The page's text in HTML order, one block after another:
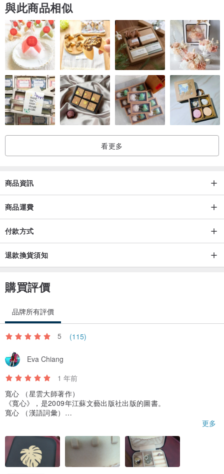
【包裝注意】※ 含卡片一張、拭銀布一張
【轉寄商品】※ 商品轉寄他處，將不附收據
// 卡片代寫＆封緘服務 // 30-50字內
下單後請在備註欄告知我們內容、 是否封緘唷!
沒有任何備註，我們也不會採取任何行動!
【注意：封緘後送禮者是沒辦法打開確認的唷! 】
＊商品以天然寶石製作，每顆顏色、形狀、紋理有些許差異，無法接
受者請勿下單喔＊
＊銀飾品請勿在泡溫泉時配戴唷＊
Cheng Jewelry 將人生過程中對靈魂的提問與引導，化作珠寶，佐以
經典與優雅，碰撞內斂與奔放，並行設計與藝術。
Cheng Jewelry 將首飾賦予更多意念
營業人/鄭含真
統一編號/四七五八六四一一
與此商品相似
看更多
商品資訊
商品運費
付款方式
退款換貨須知
購買評價
品牌所有評價
5 (115)
Eva Chiang
1 年前
寬心 （星雲大師著作）
《寬心》，是2009年江蘇文藝出版社出版的圖書。
寬心 （漢語詞彙）
釋義：指放心；安心；解除心中的焦急愁悶。
更多